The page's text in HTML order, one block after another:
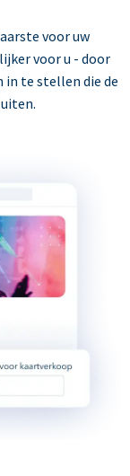
voor uw
voor u - door
in te stellen die de